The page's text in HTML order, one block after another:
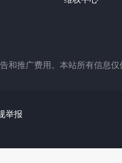
和推广费用。本站所有信息
举报